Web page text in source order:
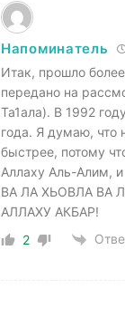
Напоминатель
Итак, прошло
передано на
Та1ала). В 1992
года. Я думаю, что
быстрее, потому
Аллаху Аль-Алим,
ВА ЛА ХЬОВЛА ВА
АЛЛАХУ АКБАР!
2